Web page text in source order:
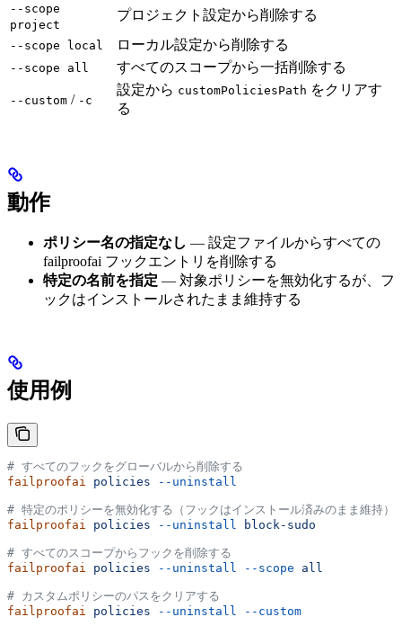
--scope
project
プロジェクト設定から削除する
--scope local ローカル設定から削除する
--scope all すべてのスコープから一括削除する
--custom / -c
設定から customPoliciesPath をクリアす
る
動作
ポリシー名の指定なし — 設定ファイルからすべての
failproofai フックエントリを削除する
特定の名前を指定 — 対象ポリシーを無効化するが、フ
ックはインストールされたまま維持する
使用例
# すべてのフックをグローバルから削除する
failproofai policies --uninstall
# 特定のポリシーを無効化する（フックはインストール済みのまま維持）
failproofai policies --uninstall block-sudo
# すべてのスコープからフックを削除する
failproofai policies --uninstall --scope all
# カスタムポリシーのパスをクリアする
failproofai policies --uninstall --custom